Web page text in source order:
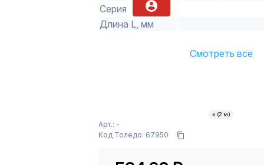
Серия
Длина L, мм
Смотреть все
Арт.: -
Код Толедо: 67950
х (2 м)